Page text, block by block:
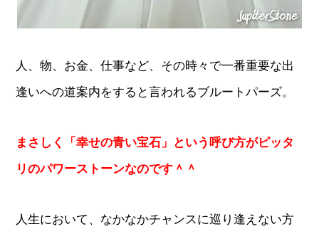
人、物、お金、仕事など、その時々で一番重要な出
逢いへの道案内をすると言われるブルートパーズ。
まさしく「幸せの青い宝石」という呼び方がピッタ
リのパワーストーンなのです＾＾
人生において、なかなかチャンスに巡り逢えない方